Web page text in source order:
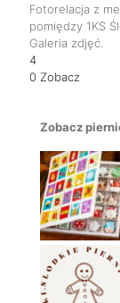
Fotorelacja z
pomiędzy 1KS
Galeria zdjęć.
4
0 Zobacz
Zobacz